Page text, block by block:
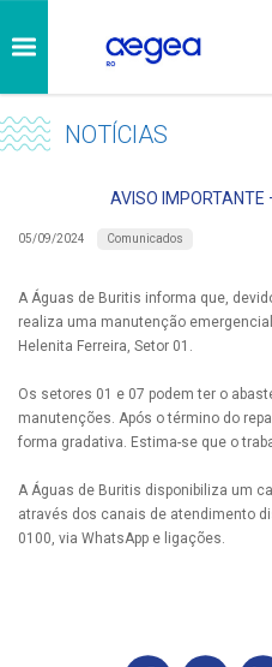
NOTÍCIAS
AVISO IMPORTANTE
05/09/2024 Comunicados
A Águas de Buritis informa que,
realiza uma manutenção
Helenita Ferreira, Setor 01.
Os setores 01 e 07 podem ter o
manutenções. Após o término do
forma gradativa. Estima-se que o
A Águas de Buritis disponibiliza um
através dos canais de atendimento
0100, via WhatsApp e ligações.